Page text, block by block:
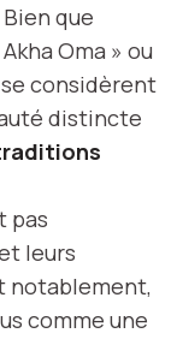
que
Oma » ou
se considèrent
distincte
pas
leurs
notablement,
comme une